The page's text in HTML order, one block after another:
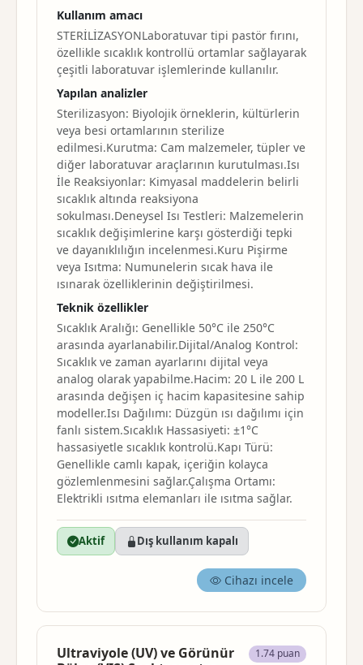
Kullanım amacı
STERİLİZASYONLaboratuvar tipi pastör fırını,
özellikle sıcaklık kontrollü ortamlar sağlayarak
çeşitli laboratuvar işlemlerinde kullanılır.
Yapılan analizler
Sterilizasyon: Biyolojik örneklerin, kültürlerin
veya besi ortamlarının sterilize
edilmesi.Kurutma: Cam malzemeler, tüpler ve
diğer laboratuvar araçlarının kurutulması.Isı
İle Reaksiyonlar: Kimyasal maddelerin belirli
sıcaklık altında reaksiyona
sokulması.Deneysel Isı Testleri: Malzemelerin
sıcaklık değişimlerine karşı gösterdiği tepki
ve dayanıklılığın incelenmesi.Kuru Pişirme
veya Isıtma: Numunelerin sıcak hava ile
ısınarak özelliklerinin değiştirilmesi.
Teknik özellikler
Sıcaklık Aralığı: Genellikle 50°C ile 250°C
arasında ayarlanabilir.Dijital/Analog Kontrol:
Sıcaklık ve zaman ayarlarını dijital veya
analog olarak yapabilme.Hacim: 20 L ile 200 L
arasında değişen iç hacim kapasitesine sahip
modeller.Isı Dağılımı: Düzgün ısı dağılımı için
fanlı sistem.Sıcaklık Hassasiyeti: ±1°C
hassasiyetle sıcaklık kontrolü.Kapı Türü:
Genellikle camlı kapak, içeriğin kolayca
gözlemlenmesini sağlar.Çalışma Ortamı:
Elektrikli ısıtma elemanları ile ısıtma sağlar.
Aktif Dış kullanım kapalı
Cihazı incele
Ultraviyole (UV) ve Görünür
1.74 puan